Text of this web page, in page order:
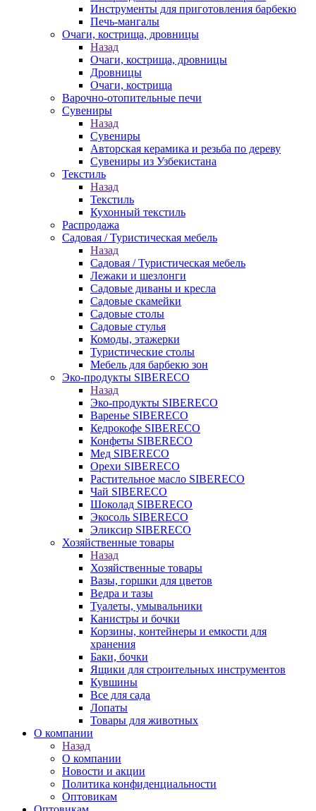
Инструменты для приготовления барбекю
Печь-мангалы
Очаги, кострища, дровницы
Назад
Очаги, кострища, дровницы
Дровницы
Очаги, кострища
Варочно-отопительные печи
Сувениры
Назад
Сувениры
Авторская керамика и резьба по дереву
Сувениры из Узбекистана
Текстиль
Назад
Текстиль
Кухонный текстиль
Распродажа
Садовая / Туристическая мебель
Назад
Садовая / Туристическая мебель
Лежаки и шезлонги
Садовые диваны и кресла
Садовые скамейки
Садовые столы
Садовые стулья
Комоды, этажерки
Туристические столы
Мебель для барбекю зон
Эко-продукты SIBERECO
Назад
Эко-продукты SIBERECO
Варенье SIBERECO
Кедрокофе SIBERECO
Конфеты SIBERECO
Мед SIBERECO
Орехи SIBERECO
Растительное масло SIBERECO
Чай SIBERECO
Шоколад SIBERECO
Экосоль SIBERECO
Эликсир SIBERECO
Хозяйственные товары
Назад
Хозяйственные товары
Вазы, горшки для цветов
Ведра и тазы
Туалеты, умывальники
Канистры и бочки
Корзины, контейнеры и емкости для
хранения
Баки, бочки
Ящики для строительных инструментов
Кувшины
Все для сада
Лопаты
Товары для животных
О компании
Назад
О компании
Новости и акции
Политика конфиденциальности
Оптовикам